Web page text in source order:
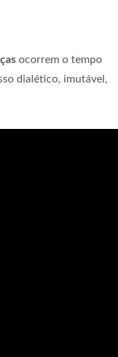
ocorrem o tempo
dialético, imutável,